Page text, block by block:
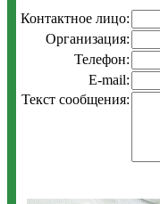
Контактное лицо:
Организация:
Телефон:
E-mail:
Текст сообщения: